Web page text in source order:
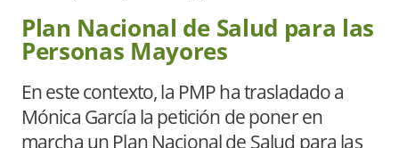
Plan Nacional de Salud para las
Personas Mayores
En este contexto, la PMP ha trasladado a
Mónica García la petición de poner en
marcha un Plan Nacional de Salud para las